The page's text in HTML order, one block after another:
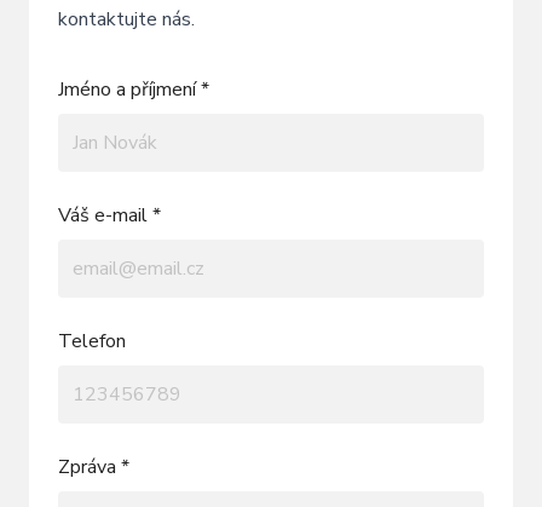
kontaktujte nás.
Jméno a příjmení *
Váš e-mail *
Telefon
Zpráva *